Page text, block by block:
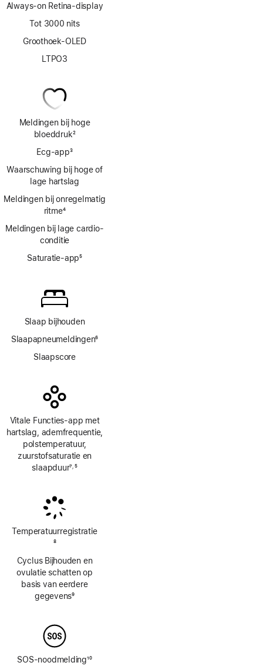
Always‑on Retina‑display
Tot 3000 nits
Groothoek-OLED
LTPO3
Meldingen bij hoge
bloeddruk2
Ecg‑app3
Waarschuwing bij hoge of
lage hartslag
Meldingen bij onregelmatig
ritme4
Meldingen bij lage cardio­
conditie
Saturatie-app5
Slaap bijhouden
Slaapapneumeldingen6
Slaapscore
Vitale Functies-app met
hartslag, ademfrequentie,
polstemperatuur,
zuurstofsaturatie en
slaapduur7 5
Temperatuur­registratie
8
Cyclus Bijhouden en
ovulatie schatten op
basis van eerdere
gegevens9
SOS-noodmelding10